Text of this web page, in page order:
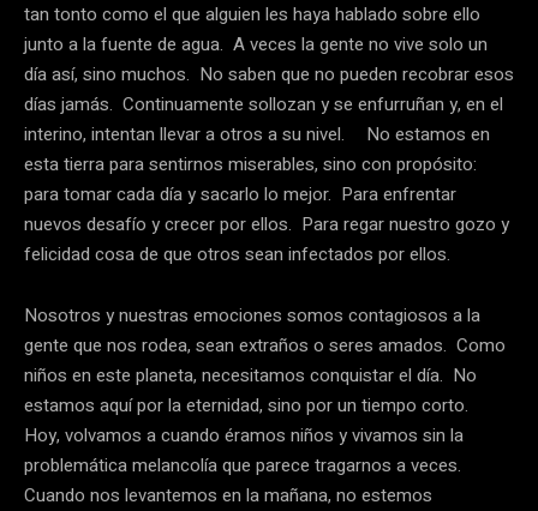
tan tonto como el que alguien les haya hablado sobre ello
junto a la fuente de agua. A veces la gente no vive solo un
día así, sino muchos. No saben que no pueden recobrar esos
días jamás. Continuamente sollozan y se enfurruñan y, en el
interino, intentan llevar a otros a su nivel. No estamos en
esta tierra para sentirnos miserables, sino con propósito:
para tomar cada día y sacarlo lo mejor. Para enfrentar
nuevos desafío y crecer por ellos. Para regar nuestro gozo y
felicidad cosa de que otros sean infectados por ellos.
Nosotros y nuestras emociones somos contagiosos a la
gente que nos rodea, sean extraños o seres amados. Como
niños en este planeta, necesitamos conquistar el día. No
estamos aquí por la eternidad, sino por un tiempo corto.
Hoy, volvamos a cuando éramos niños y vivamos sin la
problemática melancolía que parece tragarnos a veces.
Cuando nos levantemos en la mañana, no estemos